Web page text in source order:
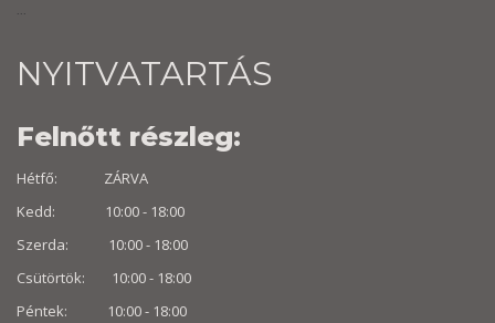
...
NYITVATARTÁS
Felnőtt részleg:
Hétfő: ZÁRVA
Kedd: 10:00 - 18:00
Szerda: 10:00 - 18:00
Csütörtök: 10:00 - 18:00
Péntek: 10:00 - 18:00